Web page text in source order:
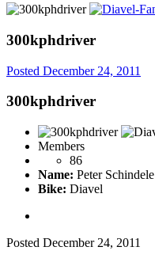
300kphdriver
Posted December 24, 2011
300kphdriver
Members
86
Name: Peter Schindele
Bike: Diavel
Posted December 24, 2011